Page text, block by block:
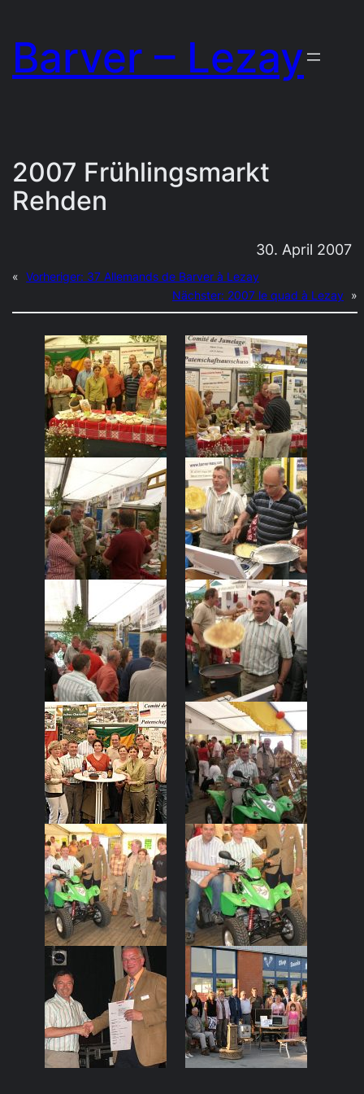
Inhalt
springen
Barver – Lezay
2007 Frühlingsmarkt
Rehden
30. April 2007
« Vorheriger: 37 Allemands de Barver à Lezay
Nächster: 2007 le quad à Lezay »